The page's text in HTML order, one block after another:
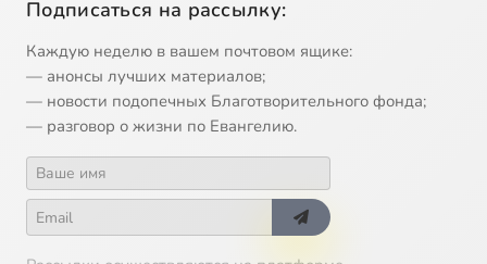
Подписаться на рассылку:
Каждую неделю в вашем почтовом ящике:
— анонсы лучших материалов;
— новости подопечных Благотворительного фонда;
— разговор о жизни по Евангелию.